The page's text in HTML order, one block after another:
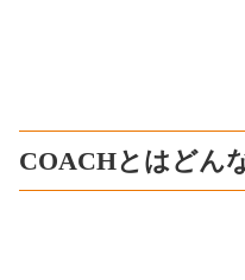
COACHとはどん